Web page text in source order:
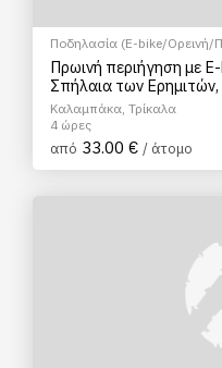
Ποδηλασία (E-bike/Ορεινή/
Ξεναγήσεις/Αξιοθέατα
Πρωινή περιήγηση με
Σπήλαια των
Καλαμπάκα, Τρίκαλα
4 ώρες
από 33.00 € / άτομο